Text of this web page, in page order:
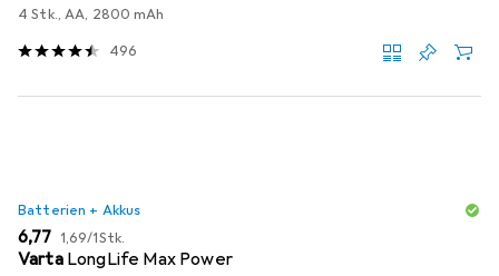
4 Stk., AA, 2800 mAh
496
Batterien + Akkus
EUR
6,77 EUR
1,69/1Stk.
Varta LongLife Max Power